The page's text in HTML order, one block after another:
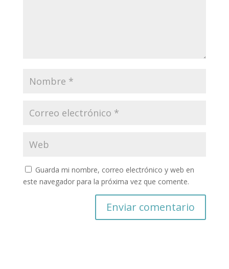
Guarda mi nombre, correo electrónico y web en
este navegador para la próxima vez que comente.